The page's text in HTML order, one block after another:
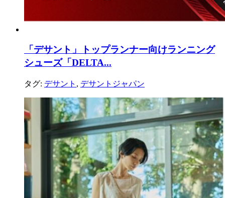
「デサント」トップランナー向けランニング
シューズ「DELTA...
タグ: デサント , デサントジャパン